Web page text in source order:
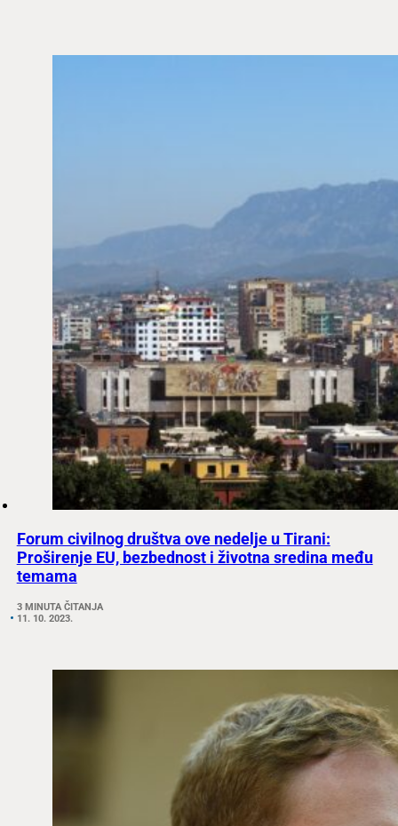
Forum civilnog društva ove nedelje u Tirani:
Proširenje EU, bezbednost i životna sredina među
temama
3 MINUTA ČITANJA
11. 10. 2023.